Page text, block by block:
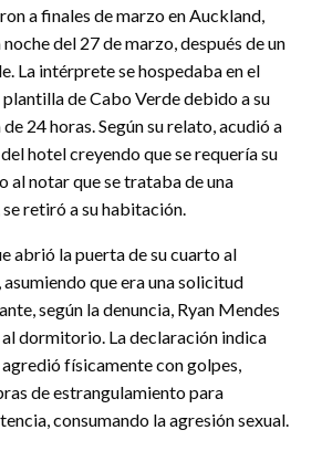
a finales de marzo en Auckland,
del 27 de marzo, después de un
La intérprete se hospedaba en el
de Cabo Verde debido a su
24 horas. Según su relato, acudió a
hotel creyendo que se requería su
al notar que se trataba de una
retiró a su habitación.
abrió la puerta de su cuarto al
que era una solicitud
según la denuncia, Ryan Mendes
dormitorio. La declaración indica
físicamente con golpes,
de estrangulamiento para
consumando la agresión sexual.